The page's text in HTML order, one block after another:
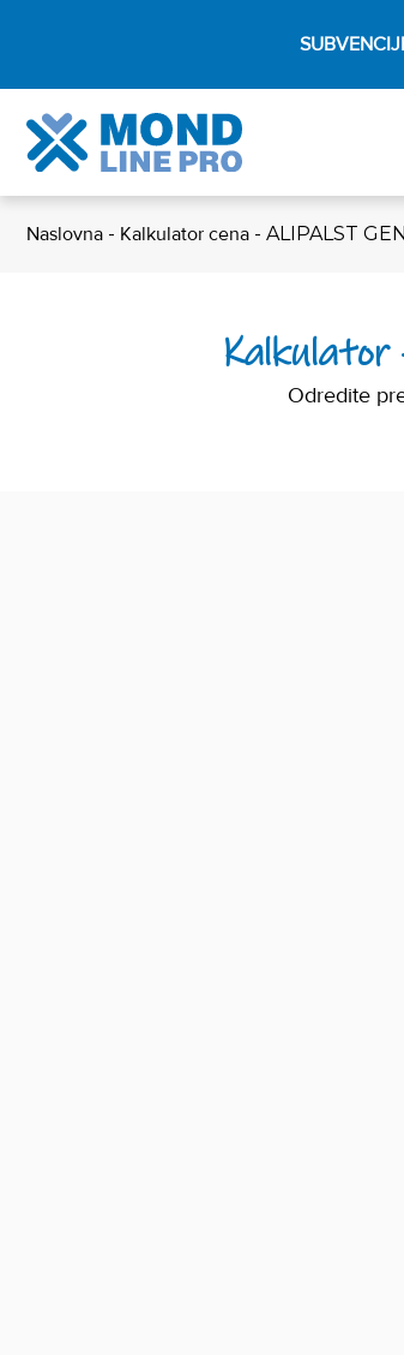
Naslovna - Kalkulator cena - ALIPALST
Kalkulator
Odredite